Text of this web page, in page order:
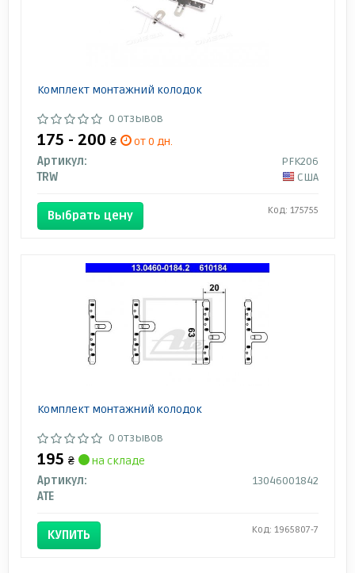
Комплект монтажний колодок
0 отзывов
175 - 200 ₴
от 0 дн.
Артикул:
PFK206
TRW
США
Выбрать цену Код: 175755
Комплект монтажний колодок
0 отзывов
195 ₴
на складе
Артикул:
13046001842
ATE
КУПИТЬ Код: 1965807-7